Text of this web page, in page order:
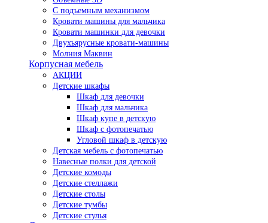
С подъемным механизмом
Кровати машины для мальчика
Кровати машинки для девочки
Двухъярусные кровати-машины
Молния Маквин
Корпусная мебель
АКЦИИ
Детские шкафы
Шкаф для девочки
Шкаф для мальчика
Шкаф купе в детскую
Шкаф с фотопечатью
Угловой шкаф в детскую
Детская мебель с фотопечатью
Навесные полки для детской
Детские комоды
Детские стеллажи
Детские столы
Детские тумбы
Детские стулья